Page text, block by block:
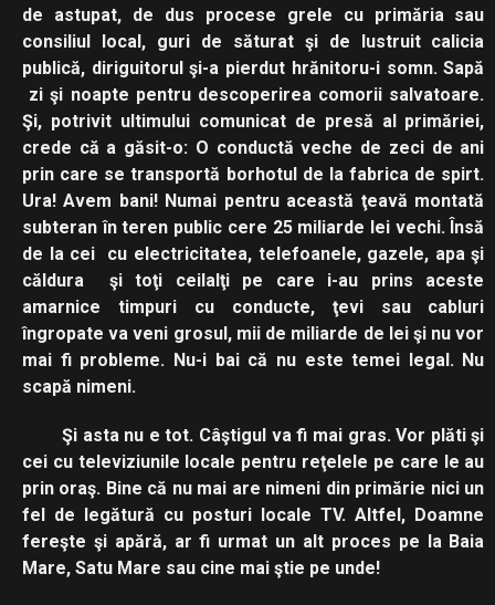
de astupat, de dus procese grele cu primăria sau
consiliul local, guri de săturat şi de lustruit calicia
publică, diriguitorul şi-a pierdut hrănitoru-i somn. Sapă
zi şi noapte pentru descoperirea comorii salvatoare.
Şi, potrivit ultimului comunicat de presă al primăriei,
crede că a găsit-o: O conductă veche de zeci de ani
prin care se transportă borhotul de la fabrica de spirt.
Ura! Avem bani! Numai pentru această ţeavă montată
subteran în teren public cere 25 miliarde lei vechi. Însă
de la cei cu electricitatea, telefoanele, gazele, apa şi
căldura şi toţi ceilalţi pe care i-au prins aceste
amarnice timpuri cu conducte, ţevi sau cabluri
îngropate va veni grosul, mii de miliarde de lei şi nu vor
mai fi probleme. Nu-i bai că nu este temei legal. Nu
scapă nimeni.
Şi asta nu e tot. Câştigul va fi mai gras. Vor plăti şi
cei cu televiziunile locale pentru reţelele pe care le au
prin oraş. Bine că nu mai are nimeni din primărie nici un
fel de legătură cu posturi locale TV. Altfel, Doamne
fereşte şi apără, ar fi urmat un alt proces pe la Baia
Mare, Satu Mare sau cine mai ştie pe unde!